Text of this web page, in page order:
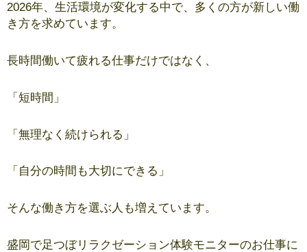
2026年、生活環境が変化する中で、多くの方が新しい働
き方を求めています。
長時間働いて疲れる仕事だけではなく、
「短時間」
「無理なく続けられる」
「自分の時間も大切にできる」
そんな働き方を選ぶ人も増えています。
盛岡で足つぼリラクゼーション体験モニターのお仕事に